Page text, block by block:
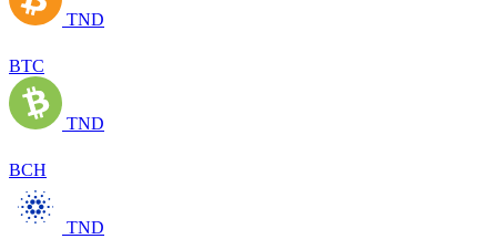
TND
BTC
TND
BCH
TND